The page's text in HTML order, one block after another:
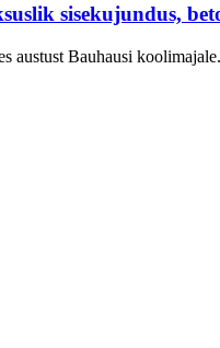
sisekujundus,
austust Bauhausi